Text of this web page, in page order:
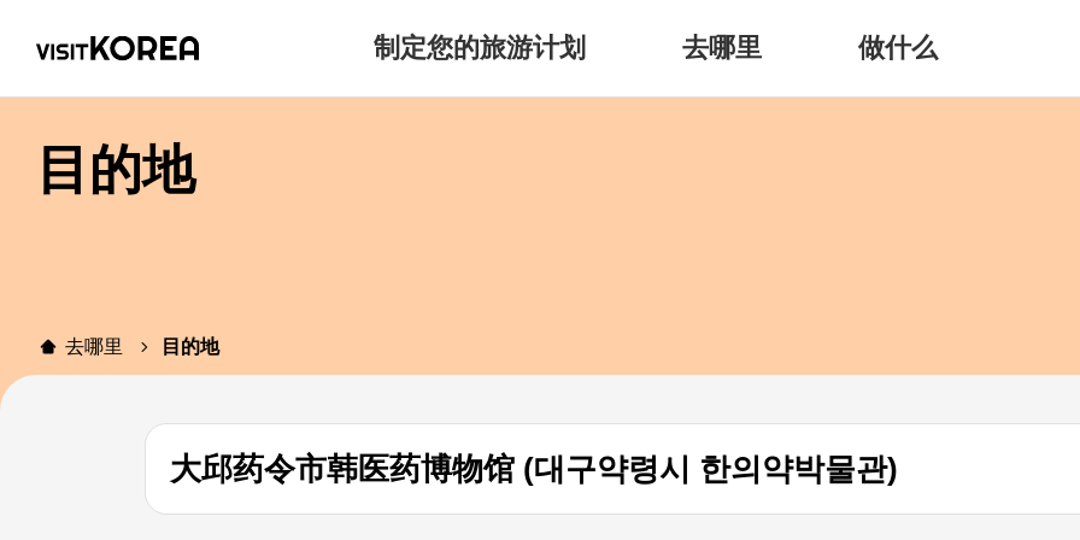
制定您的旅游计划 去哪里 做什么
目的地
去哪里 目的地
大邱药令市韩医药博物馆 (대구약령시 한의약박물관)